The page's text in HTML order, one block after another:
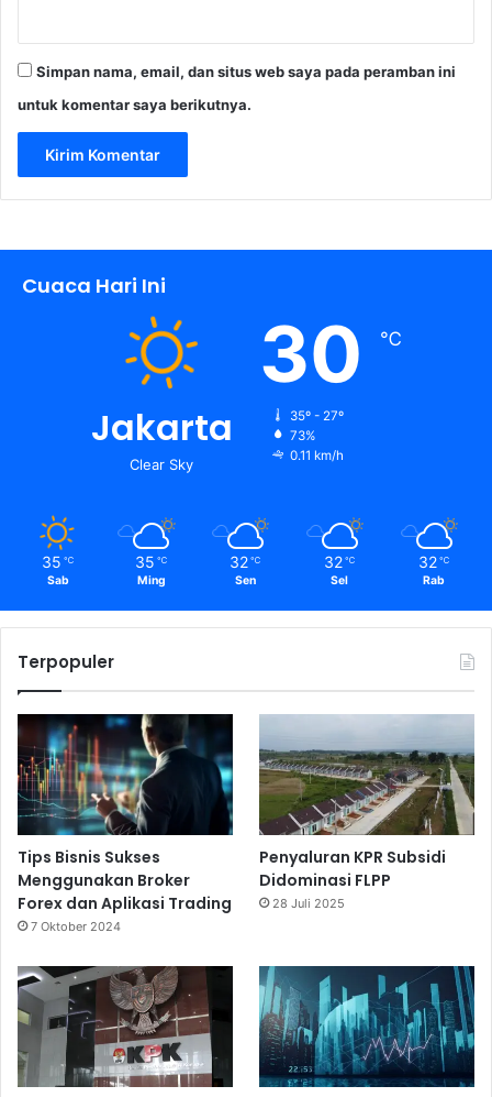
Simpan nama, email, dan situs web saya pada peramban ini
untuk komentar saya berikutnya.
Cuaca Hari Ini
Jakarta
Clear Sky
30 ℃
35º - 27º
73%
0.11 km/h
35 ℃
Sab
35 ℃
Ming
32 ℃
Sen
32 ℃
Sel
32 ℃
Rab
Terpopuler
Tips Bisnis Sukses
Menggunakan Broker
Forex dan Aplikasi Trading
7 Oktober 2024
Penyaluran KPR Subsidi
Didominasi FLPP
28 Juli 2025